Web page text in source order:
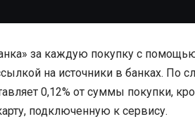
за каждую покупку с
на источники в банках. По
0,12% от суммы покупки,
подключенную к сервису.